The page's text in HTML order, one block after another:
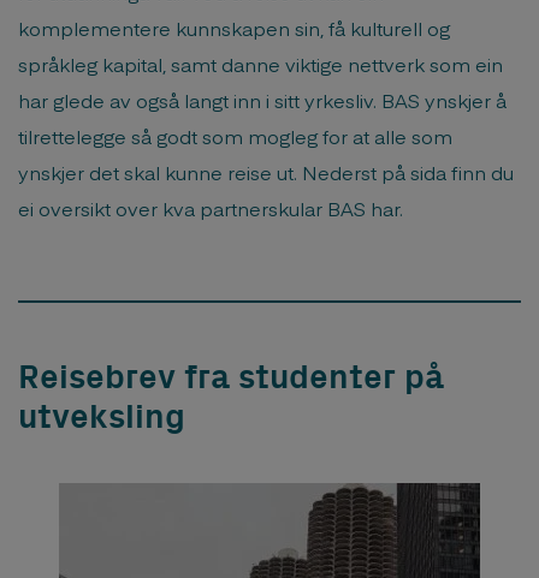
komplementere kunnskapen sin, få kulturell og
språkleg kapital, samt danne viktige nettverk som ein
har glede av også langt inn i sitt yrkesliv. BAS ynskjer å
tilrettelegge så godt som mogleg for at alle som
ynskjer det skal kunne reise ut. Nederst på sida finn du
ei oversikt over kva partnerskular BAS har.
Reisebrev fra studenter på
utveksling